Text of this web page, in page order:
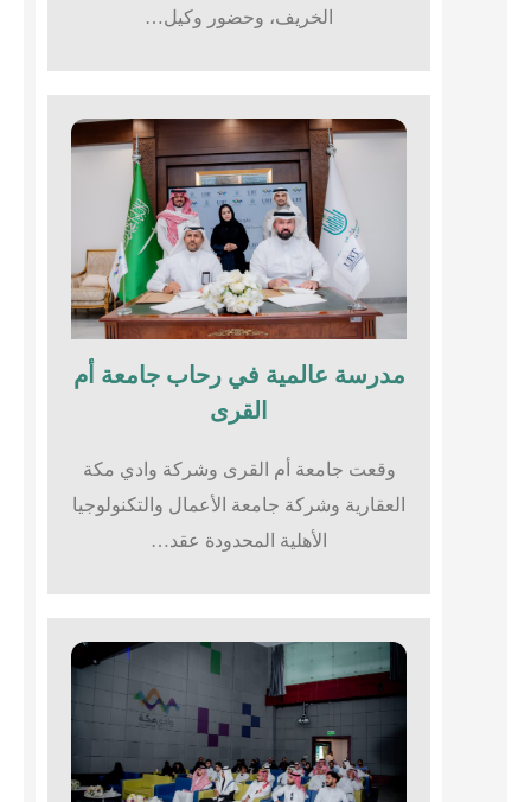
الخريف، وحضور وكيل…
مدرسة عالمية في رحاب جامعة أم
القرى​
وقعت جامعة أم القرى وشركة وادي مكة
العقارية وشركة جامعة الأعمال والتكنولوجيا
الأهلية المحدودة عقد…